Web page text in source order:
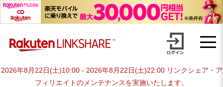
advertiser-html
2026年8月22日(土)10:00 - 2026年8月22日(土)22:00 リンクシェア・ア
フィリエイトのメンテナンスを実施いたします。